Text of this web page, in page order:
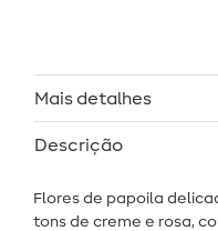
Mais detalhes
Descrição
Flores de papoila
tons de creme e rosa,